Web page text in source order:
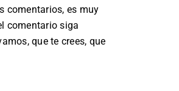
comentarios, es muy
comentario siga
que te crees, que